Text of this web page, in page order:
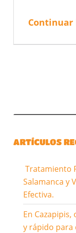
Continuar
ARTÍCULOS
Tratamiento
Salamanca y
Efectiva.
En
y rápido para